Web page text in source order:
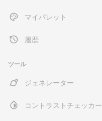
マイパレット
履歴
ツール
ジェネレーター
コントラストチェッカー